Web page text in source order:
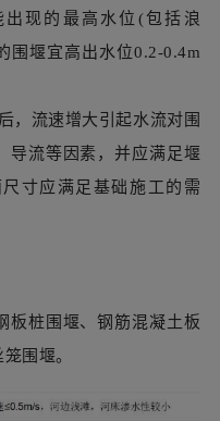
寸应满足基础施工的需
板桩围堰、钢筋混凝土板
笼围堰。